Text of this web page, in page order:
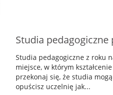
Studia pedagogiczne
Studia pedagogiczne z roku
miejsce, w którym
przekonaj się, że studia
opuścisz uczelnię jak...